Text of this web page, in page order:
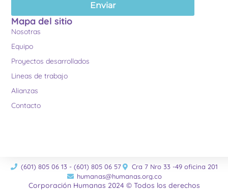
Enviar
Mapa del sitio
Nosotras
Equipo
Proyectos desarrollados
Lineas de trabajo
Alianzas
Contacto
(601) 805 06 13 - (601) 805 06 57
Cra 7 Nro 33 -49 oficina 201
humanas@humanas.org.co
Corporación Humanas 2024 © Todos los derechos